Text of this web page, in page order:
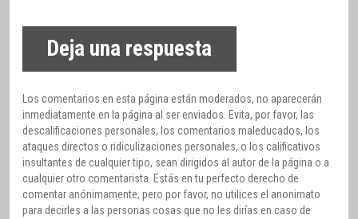
Deja una respuesta
Los comentarios en esta página están moderados, no aparecerán
inmediatamente en la página al ser enviados. Evita, por favor, las
descalificaciones personales, los comentarios maleducados, los
ataques directos o ridiculizaciones personales, o los calificativos
insultantes de cualquier tipo, sean dirigidos al autor de la página o a
cualquier otro comentarista. Estás en tu perfecto derecho de
comentar anónimamente, pero por favor, no utilices el anonimato
para decirles a las personas cosas que no les dirías en caso de